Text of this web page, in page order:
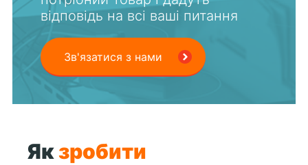
відповідь на всі ваші питання
Зв'язатися з нами
Якзробити